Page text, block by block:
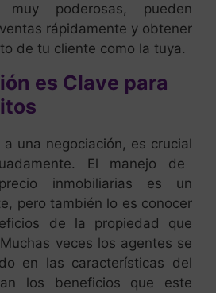
muy poderosas, pueden
rápidamente y obtener
de tu cliente como la tuya.
es Clave para
una negociación, es crucial
El manejo de
inmobiliarias es un
pero también lo es conocer
de la propiedad que
veces los agentes se
en las características del
los beneficios que este